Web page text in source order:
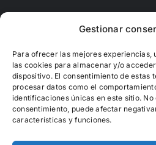
Gestionar
Para ofrecer las mejores experiencias,
las cookies para almacenar y/o
dispositivo. El consentimiento de estas
procesar datos como el
identificaciones únicas en este sitio.
consentimiento, puede afectar
características y funciones.
Financiado por